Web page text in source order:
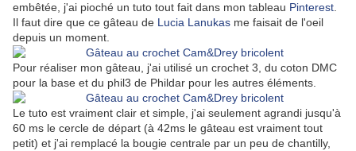
embêtée, j'ai pioché un tuto tout fait dans mon tableau Pinterest
Il faut dire que ce gâteau de Lucia Lanukas me faisait de l'oeil
depuis un moment.
Pour réaliser mon gâteau, j'ai utilisé un crochet 3, du coton DMC
pour la base et du phil3 de Phildar pour les autres éléments.
Le tuto est vraiment clair et simple, j'ai seulement agrandi jusqu'à
60 ms le cercle de départ (à 42ms le gâteau est vraiment tout
petit) et j'ai remplacé la bougie centrale par un peu de chantilly,